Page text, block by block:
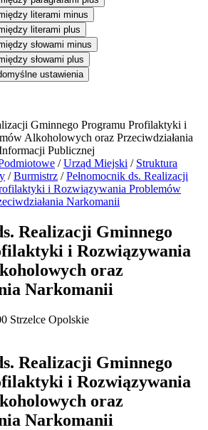
literami minus
literami plus
słowami minus
słowami plus
ustawienia
/Urząd Miejski / Struktura
/Burmistrz /Pełnomocnik ds. Realizacji
i Rozwiązywania Problemów
Narkomanii
Realizacji Gminnego
i Rozwiązywania
oraz
Narkomanii
Strzelce Opolskie
Realizacji Gminnego
i Rozwiązywania
oraz
Narkomanii